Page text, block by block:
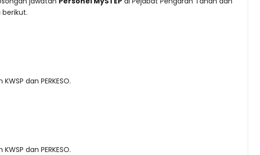
dan PERKESO.
dan PERKESO.